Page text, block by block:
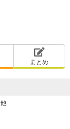
まとめ